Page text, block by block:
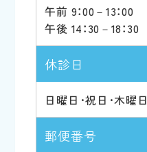
午前 9：00－13：00
午後 14：30－18：30
休診日
日曜日･祝日･木曜日
郵便番号